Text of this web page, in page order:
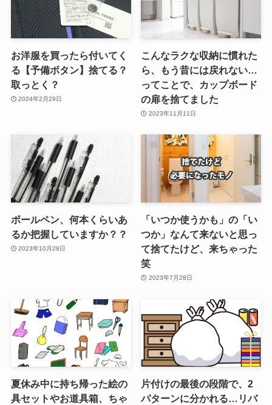
お洋服を買ったら付いてく
る【予備ボタン】捨てる？
取っとく？
2024年2月29日
こんなラクな収納に慣れた
ら、もう昔には戻れない…
ってことで、カップボード
の扉を捨てました
2023年11月11日
ボールペン、何本くらいあ
るか把握していますか？？
2023年10月29日
「いつか使うかも」の「い
つか」なんて来ないと思っ
て捨てたけど、来ちゃった
笑
2023年7月28日
夏休み中に持ち帰った絵の
具セットやお道具箱、ちゃ
片付けの最後の段階で、2
パターンに分かれる…リバ